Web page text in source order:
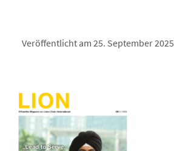
Veröffentlicht am 25. September 2025